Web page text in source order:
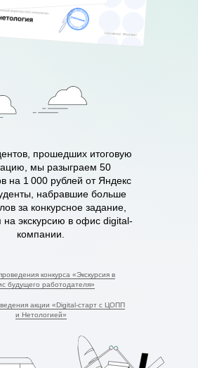
знаний об IT и сможете
их в своей профессиональной
квалификацию и уровень
подготовки
прошедших итоговую
мы разыграем 50
на 1 000 рублей от Яндекс
набравшие больше
за конкурсное задание,
на экскурсию в офис digital-
компании.
конкурса «Экскурсия в
будущего работодателя»
акции «Digital-старт с ЦОПП
и Нетологией»